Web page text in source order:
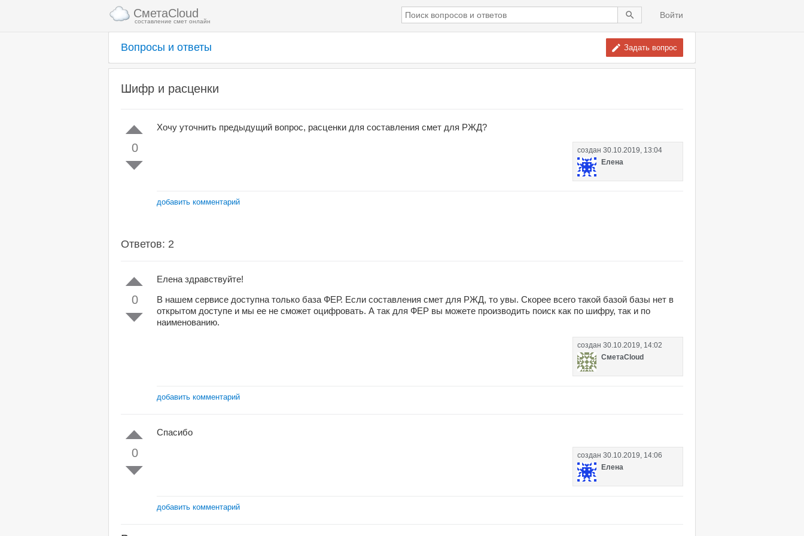
СметаCloud
составление смет онлайн
Войти
Вопросы и ответы Задать вопрос
Шифр и расценки
0
Хочу уточнить предыдущий вопрос, расценки для составления смет для РЖД?
создан 30.10.2019, 13:04
Елена
добавить комментарий
Ответов: 2
0
Елена здравствуйте!
В нашем сервисе доступна только база ФЕР. Если составления смет для РЖД, то увы. Скорее всего такой базой базы нет в
открытом доступе и мы ее не сможет оцифровать. А так для ФЕР вы можете производить поиск как по шифру, так и по
наименованию.
создан 30.10.2019, 14:02
СметаCloud
добавить комментарий
0
Спасибо
создан 30.10.2019, 14:06
Елена
добавить комментарий